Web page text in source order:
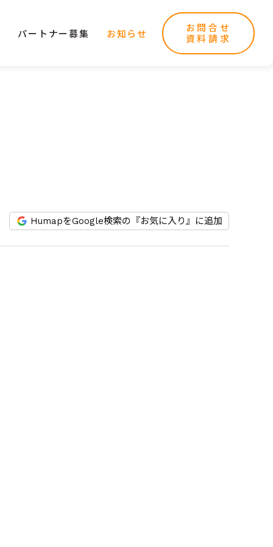
パートナー募集 お知らせ
お問合せ
資料請求
HumapをGoogle検索の『お気に入り』に追加